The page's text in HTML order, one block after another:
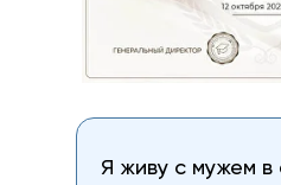
Я живу с мужем в